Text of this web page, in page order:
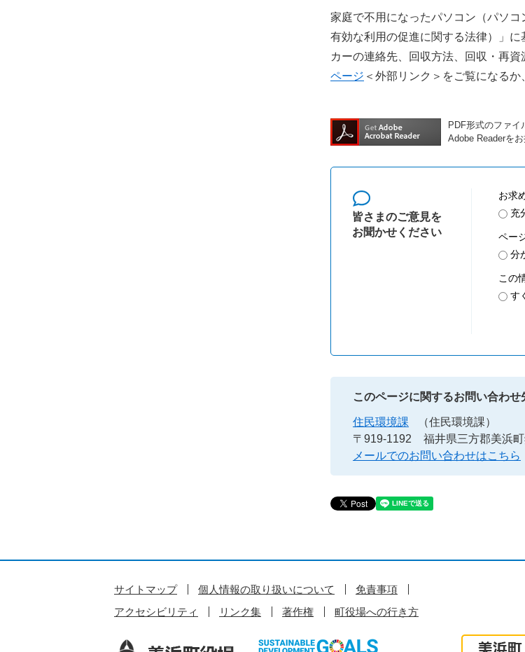
家庭で不用になったパソコン（パソ
有効な利用の促進に関する法律）」
カーの連絡先、回収方法、回収・再資
ページ ＜外部リンク＞ をご覧になるか
PDF形式のファイ
Adobe Readerを
皆さまのご意見を
お聞かせください
お求
充
ペー
分
この
す
このページに関するお問い合わせ
住民環境課
（住民環境課）
〒919-1192
福井県三方郡美浜
メールでのお問い合わせはこちら
サイトマップ 個人情報の取り扱いについて
免責事項
アクセシビリティ
リンク集 著作権 町役場への行き方